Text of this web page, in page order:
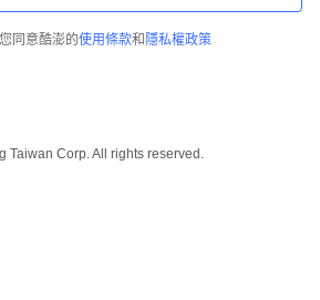
同意酷澎的使用條款和 隱私權政策
Taiwan Corp. All rights reserved.